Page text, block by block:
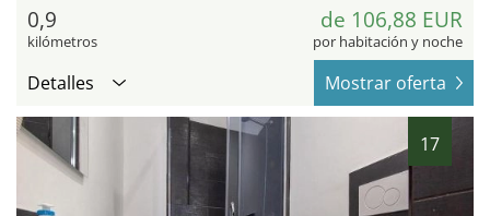
0,9
kilómetros
de 106,88 EUR
por habitación y noche
Detalles Mostrar oferta
17